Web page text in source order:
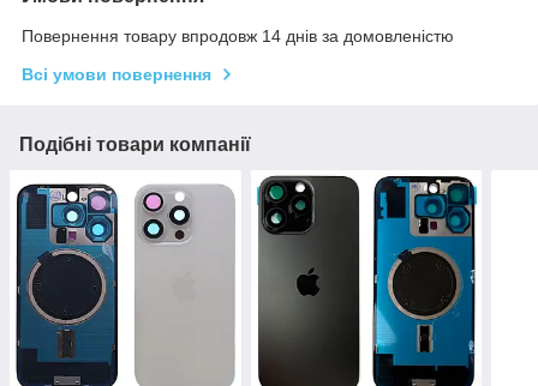
Повернення товару впродовж 14 днів за домовленістю
Всі умови повернення
Подібні товари компанії